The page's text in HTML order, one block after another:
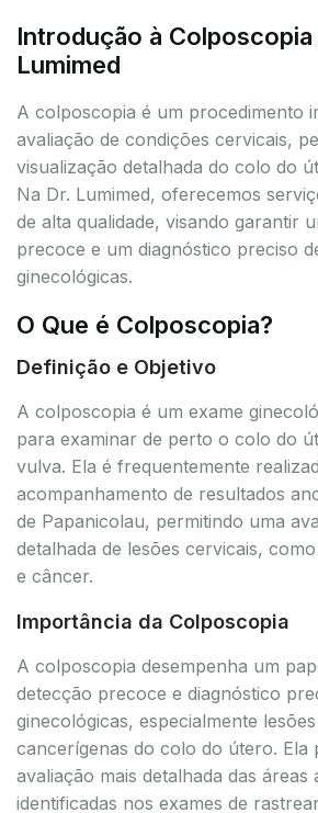
Introdução à Colposcopia
Lumimed
A colposcopia é um procedimento
avaliação de condições cervicais,
visualização detalhada do colo do
Na Dr. Lumimed, oferecemos
de alta qualidade, visando garantir
precoce e um diagnóstico preciso
ginecológicas.
O Que é Colposcopia?
Definição e Objetivo
A colposcopia é um exame
para examinar de perto o colo do
vulva. Ela é frequentemente
acompanhamento de resultados
de Papanicolau, permitindo uma
detalhada de lesões cervicais,
e câncer.
Importância da Colposcopia
A colposcopia desempenha um
detecção precoce e diagnóstico
ginecológicas, especialmente
cancerígenas do colo do útero. Ela
avaliação mais detalhada das áreas
identificadas nos exames de